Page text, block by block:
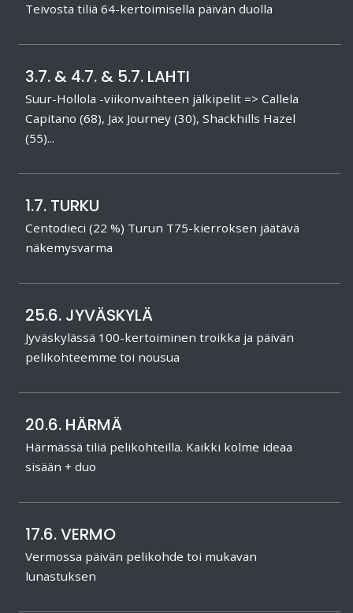
Teivosta tiliä 64-kertoimisella päivän duolla
3.7. & 4.7. & 5.7. LAHTI
Suur-Hollola -viikonvaihteen jälkipelit => Callela
Capitano (68), Jax Journey (30), Shackhills Hazel
(55)...
1.7. TURKU
Centodieci (22 %) Turun T75-kierroksen jäätävä
näkemysvarma
25.6. JYVÄSKYLÄ
Jyväskylässä 100-kertoiminen troikka ja päivän
pelikohteemme toi nousua
20.6. HÄRMÄ
Härmässä tiliä pelikohteilla. Kaikki kolme ideaa
sisään + duo
17.6. VERMO
Vermossa päivän pelikohde toi mukavan
lunastuksen